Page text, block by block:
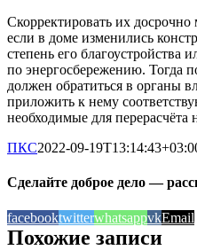
Скорректировать их
если в доме изменились
степень его благоустройства
по энергосбережению. Тогда
должен обратиться в органы
приложить к нему
необходимые для перерасчёта
ПКС2022-09-
Сделайте доброе дело —
facebooktwitterwhatsappvkEmail
Похожие записи